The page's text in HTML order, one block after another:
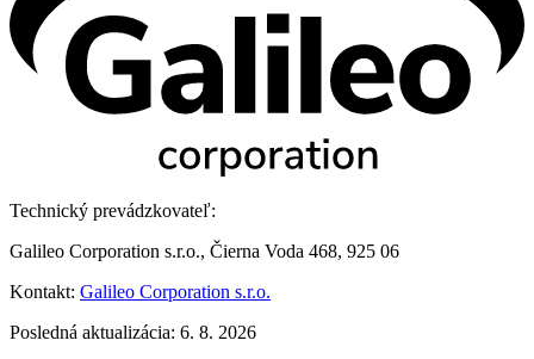
Technický prevádzkovateľ:
Galileo Corporation s.r.o., Čierna Voda 468, 925 06
Kontakt: Galileo Corporation s.r.o.
Posledná aktualizácia: 6. 8. 2026